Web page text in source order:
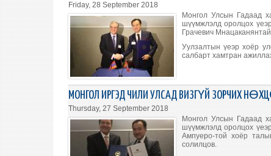
Friday, 28 September 2018
Монгол Улсын Гадаад
шүүмжлэлд оролцох
Грачевич
Уулзалтын үеэр хоёр
салбарт хамтран
МОНГОЛ ИРГЭД ЧИЛИ УЛСАД ВИЗГҮЙ ЗОРЧИХ
Thursday, 27 September 2018
Монгол Улсын Гадаад
шүүмжлэлд оролцох
Ампуеро-той хоёр
солилцов.